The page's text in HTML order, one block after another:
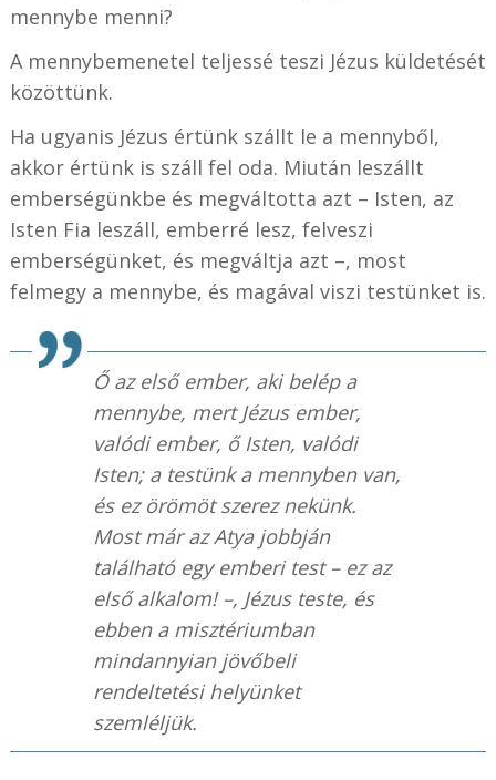
mennybe menni?
A mennybemenetel teljessé teszi Jézus küldetését
közöttünk.
Ha ugyanis Jézus értünk szállt le a mennyből,
akkor értünk is száll fel oda. Miután leszállt
emberségünkbe és megváltotta azt – Isten, az
Isten Fia leszáll, emberré lesz, felveszi
emberségünket, és megváltja azt –, most
felmegy a mennybe, és magával viszi testünket is.
Ő az első ember, aki belép a
mennybe, mert Jézus ember,
valódi ember, ő Isten, valódi
Isten; a testünk a mennyben van,
és ez örömöt szerez nekünk.
Most már az Atya jobbján
található egy emberi test – ez az
első alkalom! –, Jézus teste, és
ebben a misztériumban
mindannyian jövőbeli
rendeltetési helyünket
szemléljük.